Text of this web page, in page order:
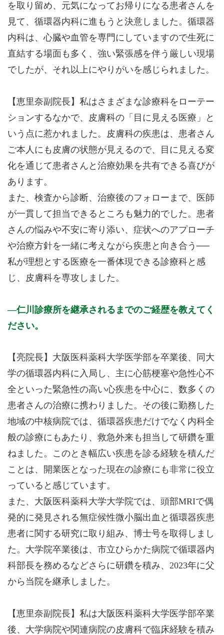
を取り留め、元気になってお帰りになる患者さんを
見て、循環器内科に進もうと決意しました。循環器
内科は、心臓や血管を専門にしていますので生死に
直結する場面も多く、強い緊張感を伴う厳しい現場
でしたが、それ以上にやりがいを感じられました。
【恵里奈副院長】私はさまざまな診療科をローテー
ションするなかで、皮膚科の「目に見える医療」と
いう点に惹かれました。皮膚科の疾患は、患者さん
ご本人にも皮膚の状態が見えるので、目に見える変
化を通じて患者さんと治療効果を共有できる喜びが
あります。
また、検査から診断、治療後のフォローまで、医師
が一貫して担当できるところも魅力的でした。患者
さんの悩みや不安に寄り添い、症状へのアプローチ
や治療方針を一緒に考えながら疾患と向き合う──
私が理想とする医療を一番体現できる診療科と感
じ、皮膚科を専攻しました。
仁川診療所を継承されるまでのご経歴を教えてく
ださい。
【亮院長】大阪医科薬科大学医学部を卒業後、同大
学の循環器内科に入局し、主に心筋梗塞や急性心不
全といった緊急性の高い心疾患を中心に、数多くの
患者さんの治療に携わりました。その後に勤務した
地域の中核病院では、循環器疾患だけでなく内科全
般の診療にもあたり、救急外来も担当して研鑽を重
ねました。このとき幅広い疾患を診る経験を積んだ
ことは、開業医となった現在の診療にも非常に役立
っていると感じています。
また、大阪医科薬科大学大学院では、頭部MRIで偶
発的に発見される無症候性微小脳出血と循環器疾患
患者に関する研究に取り組み、博士号を取得しまし
た。大学院卒業後は、市立ひらかた病院で循環器内
科部長を務めるなどさらに研鑽を積み、2023年に父
から当院を継承しました。
【恵里奈副院長】私は大阪医科薬科大学医学部卒業
後、大学病院や関連病院の皮膚科で臨床経験を積み